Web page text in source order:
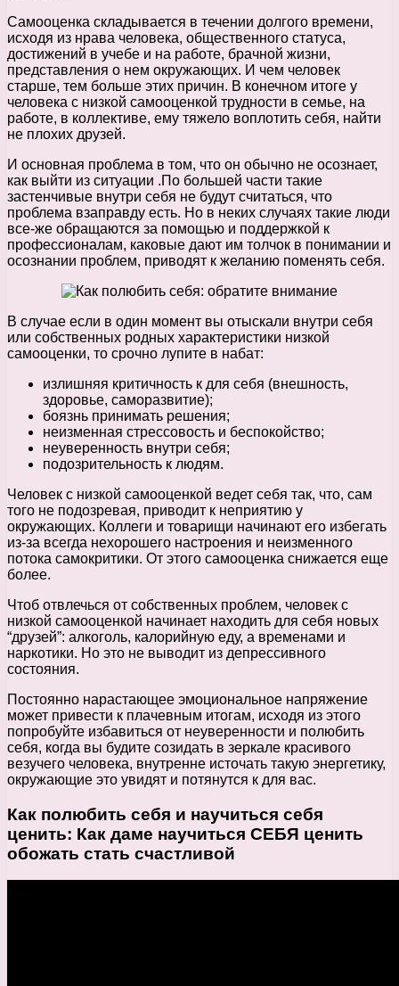
Самооценка складывается в течении долгого времени,
исходя из нрава человека, общественного статуса,
достижений в учебе и на работе, брачной жизни,
представления о нем окружающих. И чем человек
старше, тем больше этих причин. В конечном итоге у
человека с низкой самооценкой трудности в семье, на
работе, в коллективе, ему тяжело воплотить себя, найти
не плохих друзей.
И основная проблема в том, что он обычно не осознает,
как выйти из ситуации .По большей части такие
застенчивые внутри себя не будут считаться, что
проблема взаправду есть. Но в неких случаях такие люди
все-же обращаются за помощью и поддержкой к
профессионалам, каковые дают им толчок в понимании и
осознании проблем, приводят к желанию поменять себя.
В случае если в один момент вы отыскали внутри себя
или собственных родных характеристики низкой
самооценки, то срочно лупите в набат:
излишняя критичность к для себя (внешность,
здоровье, саморазвитие);
боязнь принимать решения;
неизменная стрессовость и беспокойство;
неуверенность внутри себя;
подозрительность к людям.
Человек с низкой самооценкой ведет себя так, что, сам
того не подозревая, приводит к неприятию у
окружающих. Коллеги и товарищи начинают его избегать
из-за всегда нехорошего настроения и неизменного
потока самокритики. От этого самооценка снижается еще
более.
Чтоб отвлечься от собственных проблем, человек с
низкой самооценкой начинает находить для себя новых
“друзей”: алкоголь, калорийную еду, а временами и
наркотики. Но это не выводит из депрессивного
состояния.
Постоянно нарастающее эмоциональное напряжение
может привести к плачевным итогам, исходя из этого
попробуйте избавиться от неуверенности и полюбить
себя, когда вы будите созидать в зеркале красивого
везучего человека, внутренне источать такую энергетику,
окружающие это увидят и потянутся к для вас.
Как полюбить себя и научиться себя
ценить: Как даме научиться СЕБЯ ценить
обожать стать счастливой